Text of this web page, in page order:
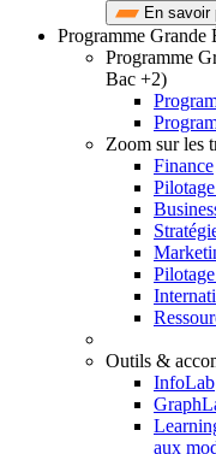
En savoir
Programme Grande
Programme
Bac +2)
Zoom sur les
Finance
Outils &
InfoLab
aux